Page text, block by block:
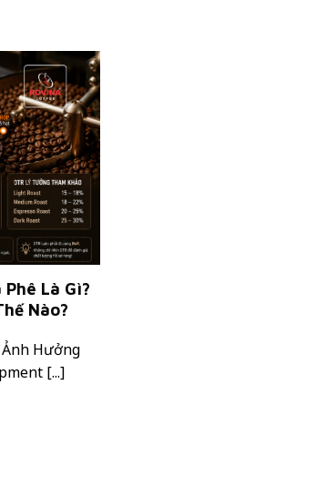
Là Gì?
Nào?
Ảnh Hưởng
[...]